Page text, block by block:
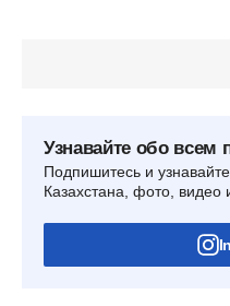
Узнавайте обо всем
Подпишитесь и
Казахстана, фото, видео